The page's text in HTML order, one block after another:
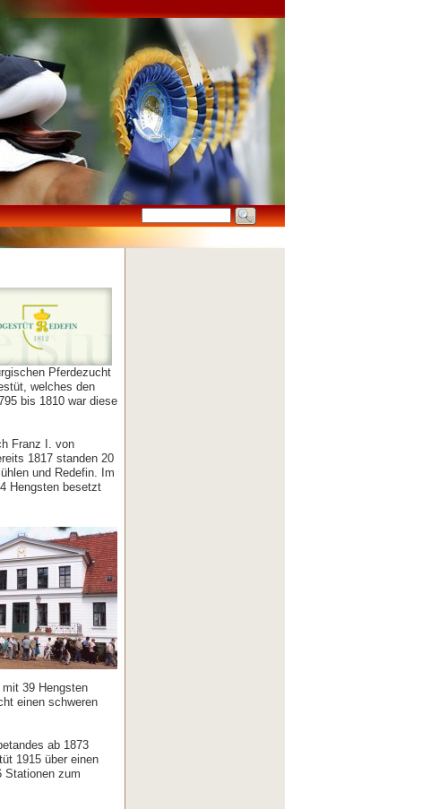
Pferdezucht
welches den
bis 1810 war diese
Franz I. von
1817 standen 20
und Redefin. Im
Hengsten besetzt
39 Hengsten
einen schweren
ab 1873
1915 über einen
Stationen zum